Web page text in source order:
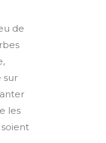
de
sur
les